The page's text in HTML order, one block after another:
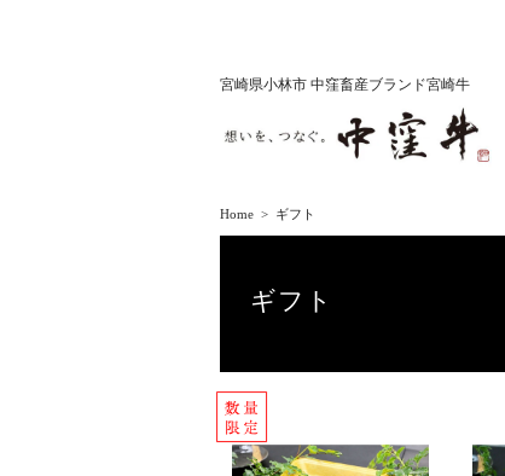
宮崎県小林市 中窪畜産ブランド宮崎牛
Home ギフト
ギフト